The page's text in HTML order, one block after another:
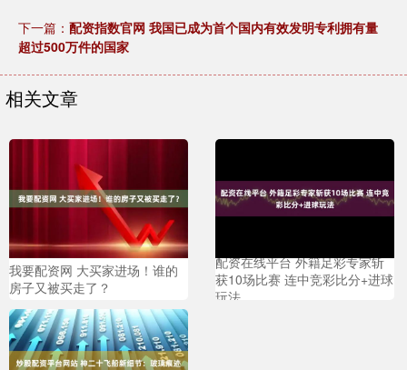
下一篇： 配资指数官网 我国已成为首个国内有效发明专利拥有量
超过500万件的国家
相关文章
我要配资网 大买家进场！谁的
房子又被买走了？
配资在线平台 外籍足彩专家斩
获10场比赛 连中竞彩比分+进球
玩法